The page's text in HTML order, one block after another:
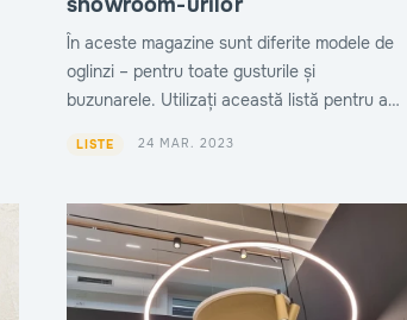
În aceste magazine sunt diferite modele de
oglinzi – pentru toate gusturile și
buzunarele. Utilizați această listă pentru a
LISTE 24 MAR. 2023